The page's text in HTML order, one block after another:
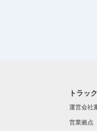
トラッ
運営会社
営業拠点